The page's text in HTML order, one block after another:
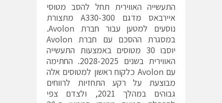
התעשייה האווירית תחל להסב מטוסי
איירבאס מדגם A330-300 מתצורת
נוסעים למטען עבור חברת Avolon.
במסגרת ההסכם עם חברת Avolon
יוסבו 30 מטוסים באמצעות התעשייה
האווירית בשנים 2028-2025. החתימה
עם Avolon כלקוח ראשון למטוסים אלה
מבוצעת על רקע התחזיות לרווחים
גבוהים במהלך 2021, ולצדם צפי